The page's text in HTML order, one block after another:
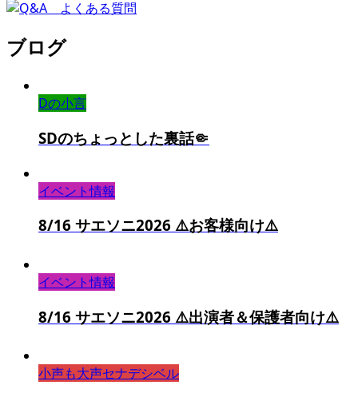
ブログ
Dの小言
SDのちょっとした裏話🤏
イベント情報
8/16 サエソニ2026 ⚠️お客様向け⚠️
イベント情報
8/16 サエソニ2026 ⚠️出演者＆保護者向け⚠️
小声も大声セナデシベル